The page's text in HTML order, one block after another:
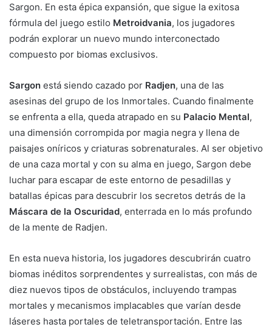
Sargon. En esta épica expansión, que sigue la exitosa
fórmula del juego estilo Metroidvania, los jugadores
podrán explorar un nuevo mundo interconectado
compuesto por biomas exclusivos.
Sargon está siendo cazado por Radjen, una de las
asesinas del grupo de los Inmortales. Cuando finalmente
se enfrenta a ella, queda atrapado en su Palacio Mental,
una dimensión corrompida por magia negra y llena de
paisajes oníricos y criaturas sobrenaturales. Al ser objetivo
de una caza mortal y con su alma en juego, Sargon debe
luchar para escapar de este entorno de pesadillas y
batallas épicas para descubrir los secretos detrás de la
Máscara de la Oscuridad, enterrada en lo más profundo
de la mente de Radjen.
En esta nueva historia, los jugadores descubrirán cuatro
biomas inéditos sorprendentes y surrealistas, con más de
diez nuevos tipos de obstáculos, incluyendo trampas
mortales y mecanismos implacables que varían desde
láseres hasta portales de teletransportación. Entre las